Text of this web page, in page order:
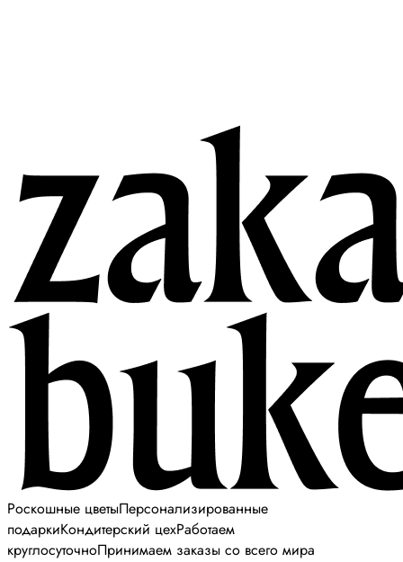
Роскошные цветыПерсонализированные
подаркиКондитерский цехРаботаем
круглосуточноПринимаем заказы со всего мира